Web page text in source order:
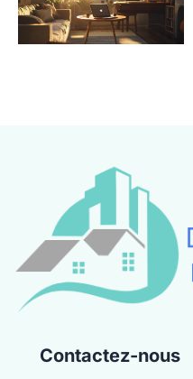
Contactez-nous